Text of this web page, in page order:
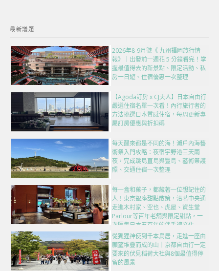
最新議題
2026年8-9月號《 九州福岡旅行情
報》｜出發前一週花 5 分鐘看完！掌
握最值得去的新景點、限定活動、私
房一日遊、住宿優惠一次整理
【Agoda訂房 x CJ夫人】日本自由行
嚴選住宿名單一次看！內行旅行者的
方法挑選日本質感住宿，每周更新專
屬訂房優惠與折扣碼
每天醒來都是不同的海！瀨戶內海藝
術祭入門攻略：夜宿宇野港三天兩
夜，完成跳島直島與豐島、藝術祭護
照、交通住宿一次整理
每一盒和菓子，都藏著一位想記住的
人！東京銀座甜點散策，沿著中央通
走進木村家、空也、虎屋、資生堂
Parlour等百年老舖與限定甜點，一
次匯集日本五百年的伴手禮文化
從狐狸神使到千本鳥居，走進一座由
願望堆疊而成的山｜京都自由行一定
要來的伏見稻荷大社與8個最值得停
留的風景